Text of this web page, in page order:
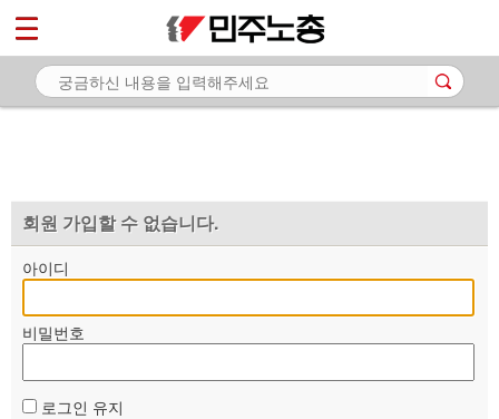
회원 가입할 수 없습니다.
아이디
비밀번호
로그인 유지
마이페이지
소개
자료
부설기관